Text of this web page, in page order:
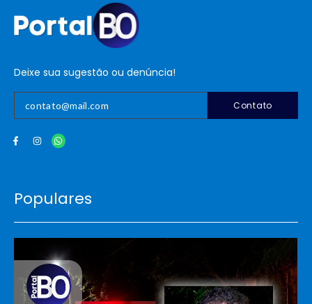
Deixe sua sugestão ou denúncia!
Contato
Populares